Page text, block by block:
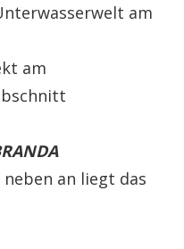
am
am
an liegt das